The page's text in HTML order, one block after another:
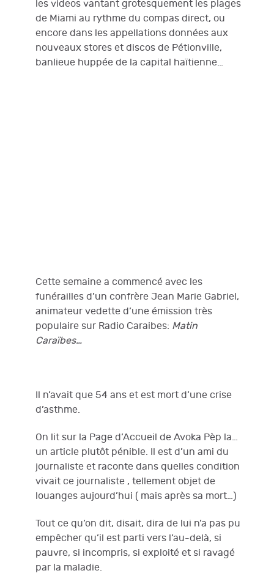
les videos vantant grotesquement les plages
de Miami au rythme du compas direct, ou
encore dans les appellations données aux
nouveaux stores et discos de Pétionville,
banlieue huppée de la capital haïtienne…
Cette semaine a commencé avec les
funérailles d’un confrère Jean Marie Gabriel,
animateur vedette d’une émission très
populaire sur Radio Caraibes: Matin
Caraïbes…
Il n’avait que 54 ans et est mort d’une crise
d’asthme.
On lit sur la Page d’Accueil de Avoka Pèp la…
un article plutôt pénible. Il est d’un ami du
journaliste et raconte dans quelles condition
vivait ce journaliste , tellement objet de
louanges aujourd’hui ( mais après sa mort…)
Tout ce qu’on dit, disait, dira de lui n’a pas pu
empêcher qu’il est parti vers l’au-delà, si
pauvre, si incompris, si exploité et si ravagé
par la maladie.